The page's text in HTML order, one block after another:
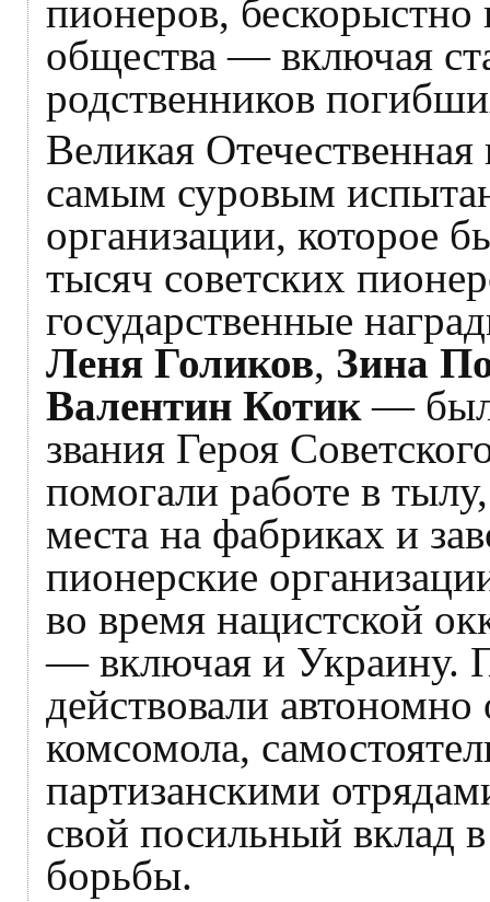
пионеров,
общества — включая
родственников
Великая
самым суровым
организации, которое
тысяч советских
государственные
Леня Голиков, Зина
Валентин Котик—
звания Героя
помогали работе в
места на фабриках и
пионерские
во время нацистской
— включая и Украину.
действовали
комсомола,
партизанскими
свой посильный вклад
борьбы.